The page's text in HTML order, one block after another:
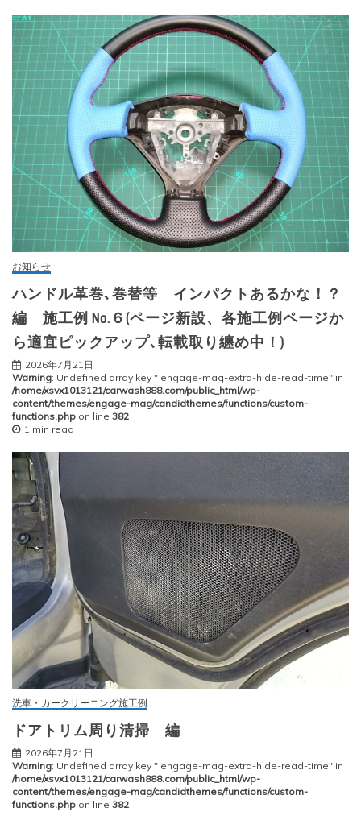
お知らせ
ハンドル革巻､巻替等 インパクトあるかな！？
編 施工例 No.６(ページ新設、各施工例ページか
ら適宜ピックアップ､転載取り纏め中！)
2026年7月21日
Warning: Undefined array key " engage-mag-extra-hide-read-time" in
/home/xsvx1013121/carwash888.com/public_html/wp-
content/themes/engage-mag/candidthemes/functions/custom-
functions.php on line 382
1 min read
洗車・カークリーニング施工例
ドアトリム周り清掃 編
2026年7月21日
Warning: Undefined array key " engage-mag-extra-hide-read-time" in
/home/xsvx1013121/carwash888.com/public_html/wp-
content/themes/engage-mag/candidthemes/functions/custom-
functions.php on line 382